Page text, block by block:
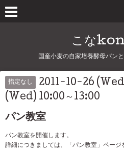
こな
国産小麦の自家培養酵母パン
指定なし
2011-10-26
(Wed) 10:00～13:00
パン教室
パン教室を開催します。
詳細につきましては、「パン教室」ページ